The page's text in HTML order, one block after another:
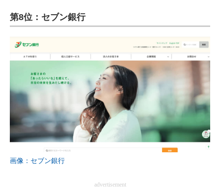
第8位：セブン銀行
画像：セブン銀行
advertisement